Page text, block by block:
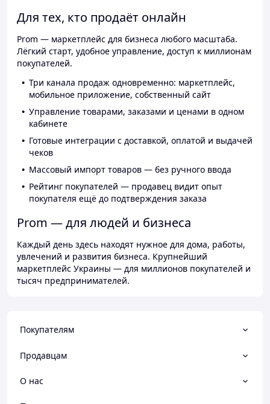
Для тех, кто продаёт онлайн
Prom — маркетплейс для бизнеса любого масштаба.
Лёгкий старт, удобное управление, доступ к миллионам
покупателей.
Три канала продаж одновременно: маркетплейс,
мобильное приложение, собственный сайт
Управление товарами, заказами и ценами в одном
кабинете
Готовые интеграции с доставкой, оплатой и выдачей
чеков
Массовый импорт товаров — без ручного ввода
Рейтинг покупателей — продавец видит опыт
покупателя ещё до подтверждения заказа
Prom — для людей и бизнеса
Каждый день здесь находят нужное для дома, работы,
увлечений и развития бизнеса. Крупнейший
маркетплейс Украины — для миллионов покупателей и
тысяч предпринимателей.
Покупателям
Продавцам
О нас